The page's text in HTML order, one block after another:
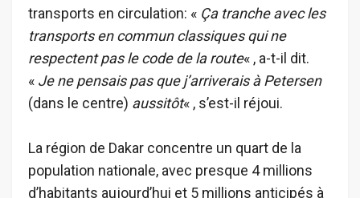
transports en circulation: « Ça tranche avec les
transports en commun classiques qui ne
respectent pas le code de la route« , a-t-il dit.
« Je ne pensais pas que j’arriverais à Petersen
(dans le centre) aussitôt« , s’est-il réjoui.
La région de Dakar concentre un quart de la
population nationale, avec presque 4 millions
d’habitants aujourd’hui et 5 millions anticipés à